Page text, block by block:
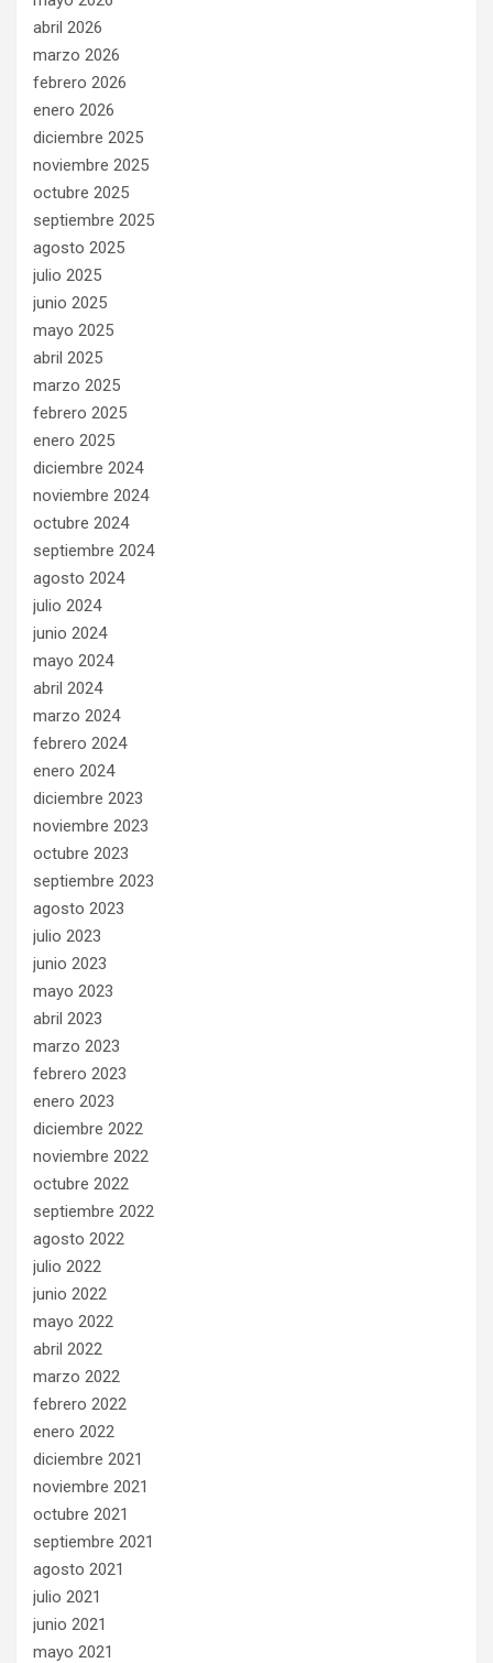
abril 2026
marzo 2026
febrero 2026
enero 2026
diciembre 2025
noviembre 2025
octubre 2025
septiembre 2025
agosto 2025
julio 2025
junio 2025
mayo 2025
abril 2025
marzo 2025
febrero 2025
enero 2025
diciembre 2024
noviembre 2024
octubre 2024
septiembre 2024
agosto 2024
julio 2024
junio 2024
mayo 2024
abril 2024
marzo 2024
febrero 2024
enero 2024
diciembre 2023
noviembre 2023
octubre 2023
septiembre 2023
agosto 2023
julio 2023
junio 2023
mayo 2023
abril 2023
marzo 2023
febrero 2023
enero 2023
diciembre 2022
noviembre 2022
octubre 2022
septiembre 2022
agosto 2022
julio 2022
junio 2022
mayo 2022
abril 2022
marzo 2022
febrero 2022
enero 2022
diciembre 2021
noviembre 2021
octubre 2021
septiembre 2021
agosto 2021
julio 2021
junio 2021
mayo 2021